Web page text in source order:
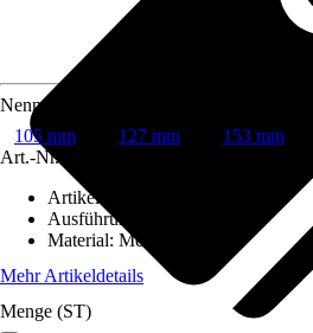
Nennweite
105 mm
127 mm
153 mm
Art.-Nr.
Artikeltyp
Ausführung
Material: Metall
Mehr Artikeldetails
Menge (ST)